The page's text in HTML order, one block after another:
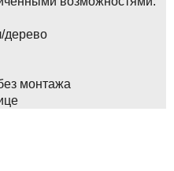
дерево
монтажа